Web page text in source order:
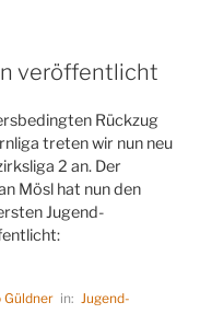
veröffentlicht
Rückzug
treten wir nun neu
2 an. Der
Mösl hat nun den
Jugend-
Güldner in: Jugend-